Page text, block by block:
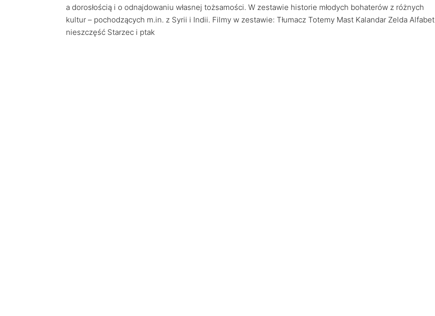
a dorosłością i o odnajdowaniu własnej tożsamości. W zestawie historie młodych bohaterów z różnych
kultur – pochodzących m.in. z Syrii i Indii. Filmy w zestawie: Tłumacz Totemy Mast Kalandar Zelda Alfabet
nieszczęść Starzec i ptak